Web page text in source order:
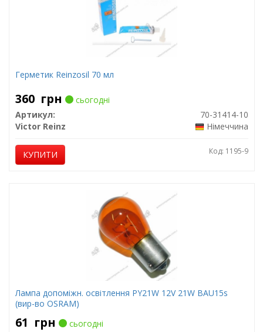
Герметик Reinzosil 70 мл
360 грн
сьогодні
Артикул:
70-31414-10
Victor Reinz
Німеччина
КУПИТИ Код: 1195-9
Лампа допоміжн. освітлення РY21W 12V 21W ВАU15s
(вир-во OSRAM)
61 грн
сьогодні